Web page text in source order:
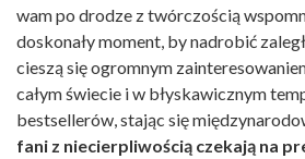
wam po drodze z twórczością
doskonały moment, by nadrobić
cieszą się ogromnym
całym świecie i w błyskawicznym
bestsellerów, stając się
fani z niecierpliwością czekają na